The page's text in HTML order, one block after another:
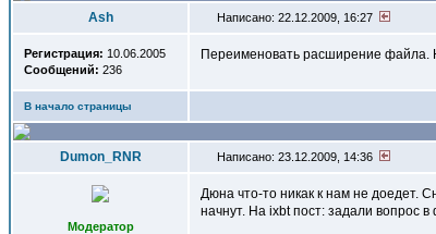
Ash Написано: 22.12.2009, 16:27
Регистрация: 10.06.2005
Сообщений: 236
Переименовать расширение файла.
В начало страницы
Dumon_RNR Написано: 23.12.2009, 14:36
Модератор
Дюна что-то никак к нам не доедет.
начнут. На ixbt пост: задали вопрос